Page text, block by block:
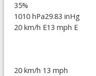
35%
1010 hPa29.83 inHg
20 km/h E13 mph E
20 km/h 13 mph